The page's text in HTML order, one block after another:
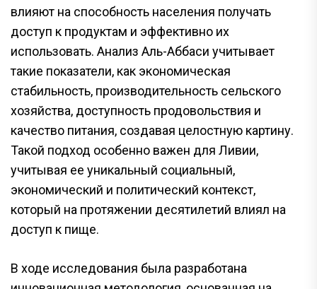
влияют на способность населения получать
доступ к продуктам и эффективно их
использовать. Анализ Аль-Аббаси учитывает
такие показатели, как экономическая
стабильность, производительность сельского
хозяйства, доступность продовольствия и
качество питания, создавая целостную картину.
Такой подход особенно важен для Ливии,
учитывая ее уникальный социальный,
экономический и политический контекст,
который на протяжении десятилетий влиял на
доступ к пище.
В ходе исследования была разработана